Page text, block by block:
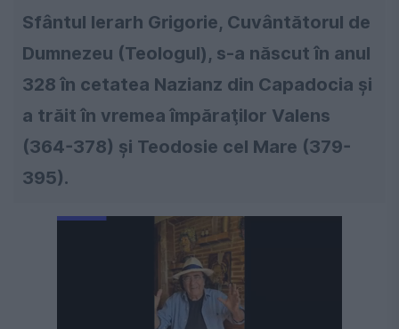
Sfântul Ierarh Grigorie, Cuvântătorul de
Dumnezeu (Teologul), s-a născut în anul
328 în cetatea Nazianz din Capadocia şi
a trăit în vremea împăraţilor Valens
(364-378) şi Teodosie cel Mare (379-
395).